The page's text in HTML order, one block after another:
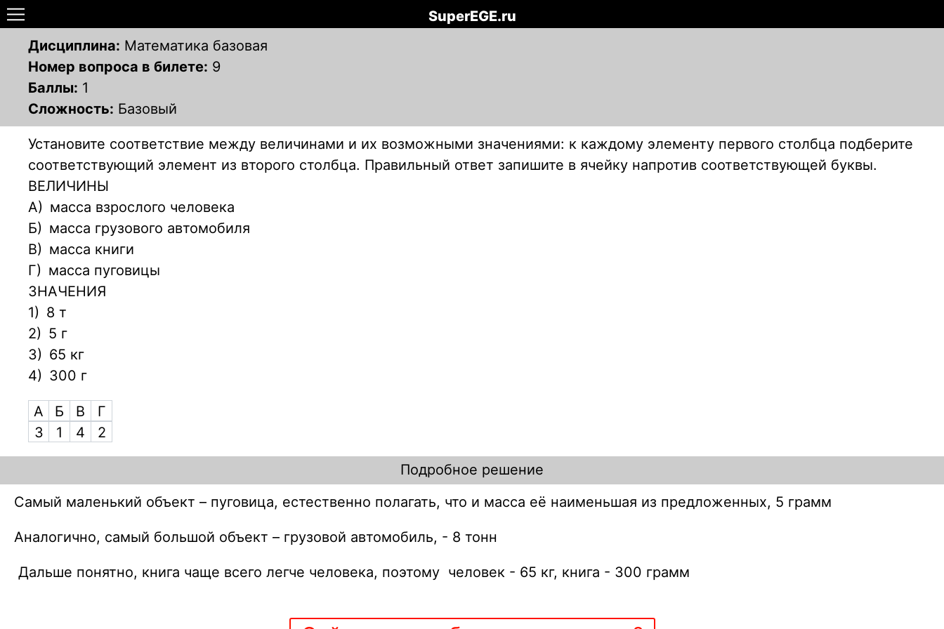
SuperEGE.ru
Дисциплина: Математика базовая
Номер вопроса в билете: 9
Баллы: 1
Сложность: Базовый
Установите соответствие между величинами и их возможными значениями: к каждому элементу первого столбца подберите
соответствующий элемент из второго столбца. Правильный ответ запишите в ячейку напротив соответствующей буквы.
ВЕЛИЧИНЫ
А) масса взрослого человека
Б) масса грузового автомобиля
В) масса книги
Г) масса пуговицы
ЗНАЧЕНИЯ
1) 8 т
2) 5 г
3) 65 кг
4) 300 г
А Б В
Г
3
1 4 2
Подробное решение
Самый маленький объект – пуговица, естественно полагать, что и масса её наименьшая из предложенных, 5 грамм
Аналогично, самый большой объект – грузовой автомобиль, - 8 тонн
Дальше понятно, книга чаще всего легче человека, поэтому человек - 65 кг, книга - 300 грамм